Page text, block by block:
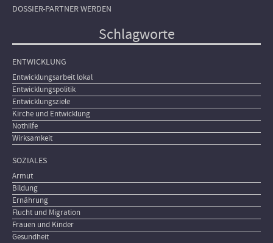
DOSSIER-PARTNER WERDEN
Schlagworte
ENTWICKLUNG
Entwicklungsarbeit lokal
Entwicklungspolitik
Entwicklungsziele
Kirche und Entwicklung
Nothilfe
Wirksamkeit
SOZIALES
Armut
Bildung
Ernährung
Flucht und Migration
Frauen und Kinder
Gesundheit